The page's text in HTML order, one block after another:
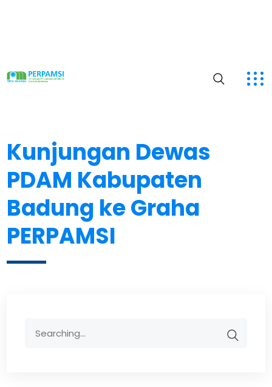
Kunjungan Dewas
PDAM Kabupaten
Badung ke Graha
PERPAMSI